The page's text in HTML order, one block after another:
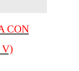
CON
V)